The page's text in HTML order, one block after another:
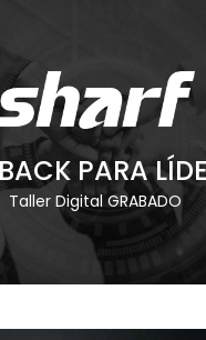
PARA
Taller Digital GRABADO